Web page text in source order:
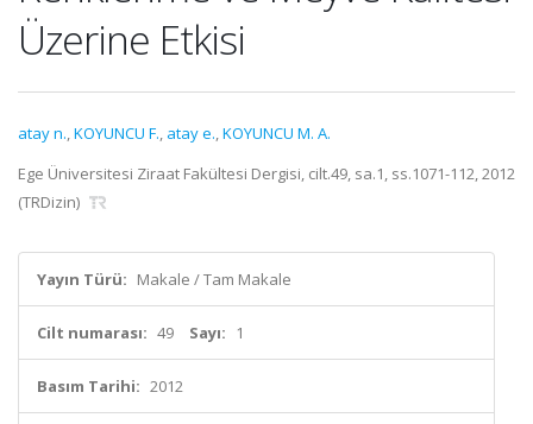
Üzerine Etkisi
atay n.,KOYUNCU F., atay e.,KOYUNCU M. A.
Ege Üniversitesi Ziraat Fakültesi Dergisi, cilt.49, sa.1, ss.1071-112, 2012
(TRDizin)
Yayın Türü: Makale / Tam Makale
Cilt numarası: 49 Sayı: 1
Basım Tarihi: 2012